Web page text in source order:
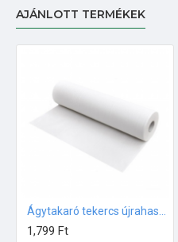
AJÁNLOTT TERMÉKEK
1,799 Ft